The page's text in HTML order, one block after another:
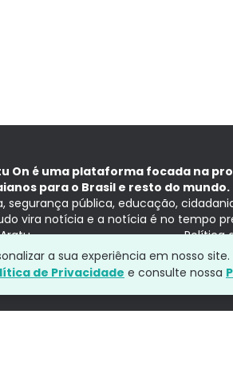
On é uma plataforma focada na
para o Brasil e resto do mundo.
segurança pública, educação,
vira notícia e a notícia é no tempo
Política
a sua experiência em nosso
de Privacidade e consulte nossa